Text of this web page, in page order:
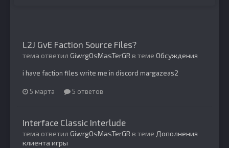
L2J GvE Faction Source Files?
тема ответил GiwrgOsMasTerGR в теме Обсуждения
i have faction files write me in discord margazeas2
5 марта 5 ответов
Interface Classic Interlude
тема ответил GiwrgOsMasTerGR в теме Дополнения
клиента игры